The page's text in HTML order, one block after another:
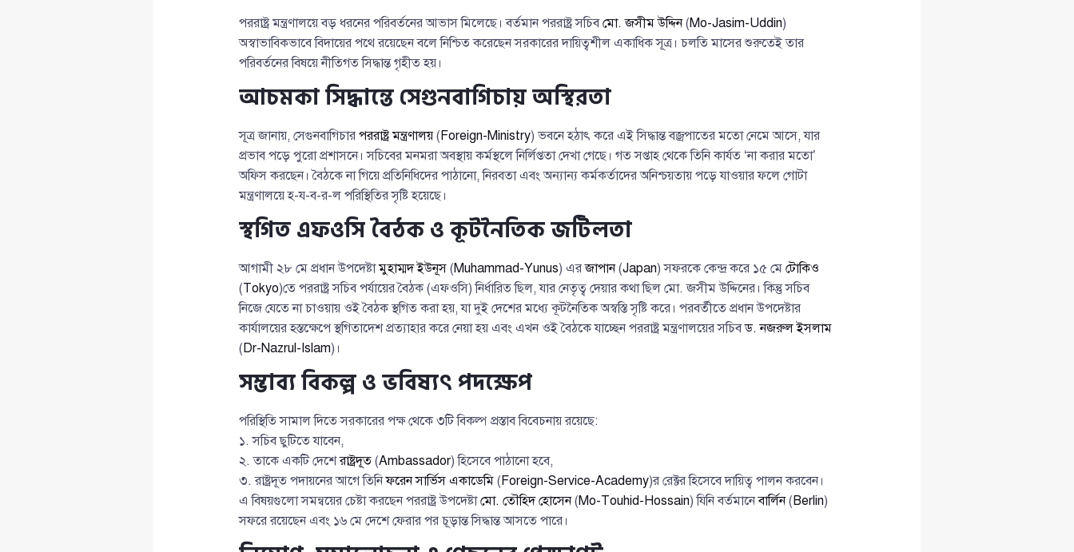
পররাষ্ট্র মন্ত্রণালয়ে বড় ধরনের পরিবর্তনের আভাস মিলেছে। বর্তমান পররাষ্ট্র সচিবমো. জসীম উদ্দিন(Mo-Jasim-Uddin)
অস্বাভাবিকভাবে বিদায়ের পথে রয়েছেন বলে নিশ্চিত করেছেন সরকারের দায়িত্বশীল একাধিক সূত্র। চলতি মাসের শুরুতেই তার
পরিবর্তনের বিষয়ে নীতিগত সিদ্ধান্ত গৃহীত হয়।
আচমকা সিদ্ধান্তে সেগুনবাগিচায় অস্থিরতা
সূত্র জানায়, সেগুনবাগিচার পররাষ্ট্র মন্ত্রণালয়(Foreign-Ministry) ভবনে হঠাৎ করে এই সিদ্ধান্ত বজ্রপাতের মতো নেমে আসে, যার
প্রভাব পড়ে পুরো প্রশাসনে। সচিবের মনমরা অবস্থায় কর্মস্থলে নির্লিপ্ততা দেখা গেছে। গত সপ্তাহ থেকে তিনি কার্যত ‘না করার মতো’
অফিস করছেন। বৈঠকে না গিয়ে প্রতিনিধিদের পাঠানো, নিরবতা এবং অন্যান্য কর্মকর্তাদের অনিশ্চয়তায় পড়ে যাওয়ার ফলে গোটা
মন্ত্রণালয়ে হ-য-ব-র-ল পরিস্থিতির সৃষ্টি হয়েছে।
স্থগিত এফওসি বৈঠক ও কূটনৈতিক জটিলতা
আগামী ২৮ মে প্রধান উপদেষ্টামুহাম্মদ ইউনূস(Muhammad-Yunus) এরজাপান(Japan) সফরকে কেন্দ্র করে ১৫ মে টোকিও
(Tokyo)তে পররাষ্ট্র সচিব পর্যায়ের বৈঠক (এফওসি) নির্ধারিত ছিল, যার নেতৃত্ব দেয়ার কথা ছিল মো. জসীম উদ্দিনের। কিন্তু সচিব
নিজে যেতে না চাওয়ায় ওই বৈঠক স্থগিত করা হয়, যা দুই দেশের মধ্যে কূটনৈতিক অস্বস্তি সৃষ্টি করে। পরবর্তীতে প্রধান উপদেষ্টার
কার্যালয়ের হস্তক্ষেপে স্থগিতাদেশ প্রত্যাহার করে নেয়া হয় এবং এখন ওই বৈঠকে যাচ্ছেন পররাষ্ট্র মন্ত্রণালয়ের সচিবড. নজরুল ইসলাম
(Dr-Nazrul-Islam)।
সম্ভাব্য বিকল্প ও ভবিষ্যৎ পদক্ষেপ
পরিস্থিতি সামাল দিতে সরকারের পক্ষ থেকে ৩টি বিকল্প প্রস্তাব বিবেচনায় রয়েছে:
১. সচিব ছুটিতে যাবেন,
২. তাকে একটি দেশেরাষ্ট্রদূত(Ambassador) হিসেবে পাঠানো হবে,
৩. রাষ্ট্রদূত পদায়নের আগে তিনিফরেন সার্ভিস একাডেমি(Foreign-Service-Academy)র রেক্টর হিসেবে দায়িত্ব পালন করবেন।
এ বিষয়গুলো সমন্বয়ের চেষ্টা করছেন পররাষ্ট্র উপদেষ্টামো. তৌহিদ হোসেন(Mo-Touhid-Hossain) যিনি বর্তমানেবার্লিন(Berlin)
সফরে রয়েছেন এবং ১৬ মে দেশে ফেরার পর চূড়ান্ত সিদ্ধান্ত আসতে পারে।